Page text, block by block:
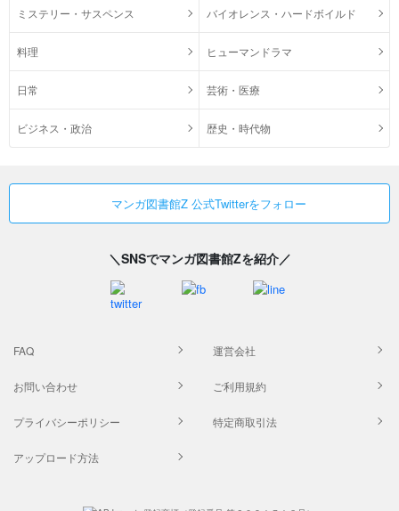
ミステリー・サスペンス バイオレンス・ハードボイルド
料理 ヒューマンドラマ
日常 芸術・医療
ビジネス・政治 歴史・時代物
マンガ図書館Z 公式Twitterをフォロー
＼SNSでマンガ図書館Zを紹介／
FAQ 運営会社
お問い合わせ ご利用規約
プライバシーポリシー 特定商取引法
アップロード方法